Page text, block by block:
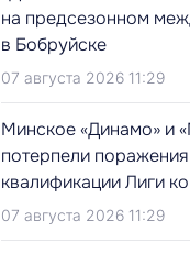
на предсезонном
в Бобруйске
07 августа 2026 11:29
Минское «Динамо» и
потерпели
квалификации Лиги
07 августа 2026 11:29